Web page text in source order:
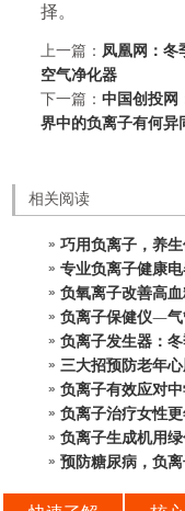
择。
上一篇： 凤凰网：冬
空气净化器
下一篇：中国创投网
界中的负离子有何异
相关阅读
巧用负离子，养
专业负离子健康
负氧离子改善高
负离子保健仪—
负离子发生器：
三大招预防老年
负离子有效应对
负离子治疗女性
负离子生成机用
预防糖尿病，负